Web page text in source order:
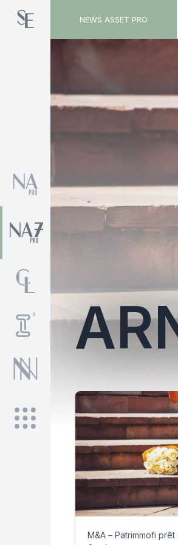
NEWS ASSET PRO
Toute l'actualité sur le tag
M&A – Patrimmofi